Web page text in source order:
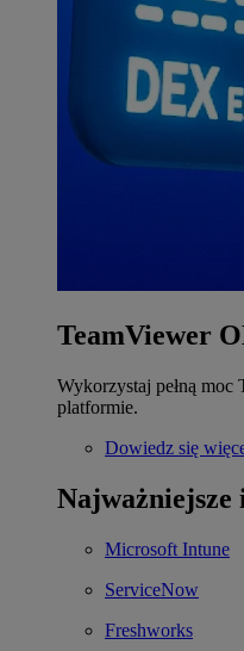
TeamViewer
Wykorzystaj pełną moc
platformie.
Dowiedz się
Najważniejsze
Microsoft Intune
ServiceNow
Freshworks